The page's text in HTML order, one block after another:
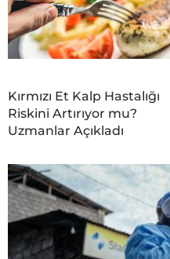
Kırmızı Et Kalp Hastalığı
Riskini Artırıyor mu?
Uzmanlar Açıkladı